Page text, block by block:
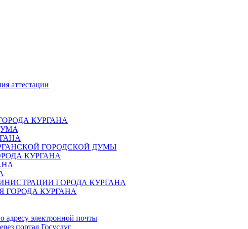
аттестации
КУРГАНА
ГОРОДСКОЙ ДУМЫ
КУРГАНА
ГОРОДА КУРГАНА
ГОРОДА КУРГАНА
адресу электронной почты
портал Госуслуг